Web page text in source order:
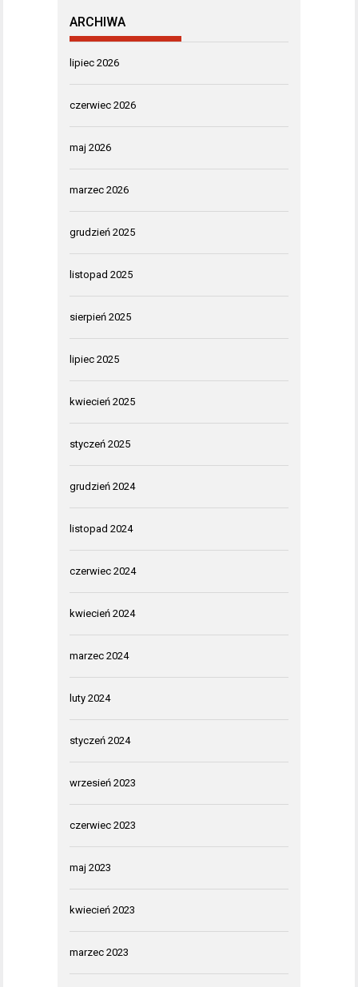
ARCHIWA
lipiec 2026
czerwiec 2026
maj 2026
marzec 2026
grudzień 2025
listopad 2025
sierpień 2025
lipiec 2025
kwiecień 2025
styczeń 2025
grudzień 2024
listopad 2024
czerwiec 2024
kwiecień 2024
marzec 2024
luty 2024
styczeń 2024
wrzesień 2023
czerwiec 2023
maj 2023
kwiecień 2023
marzec 2023